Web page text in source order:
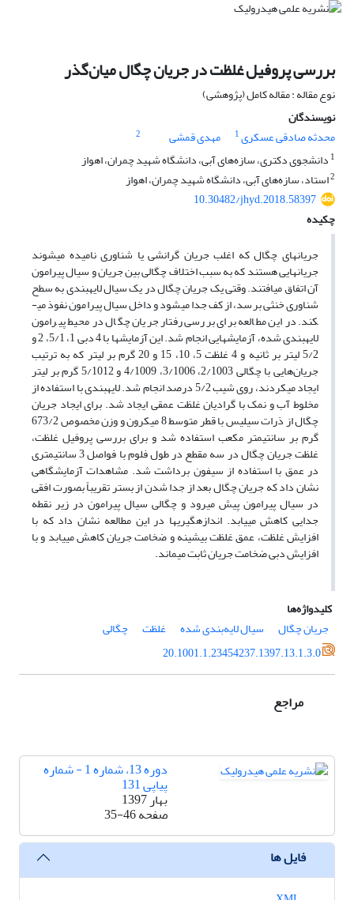
بررسی پروفیل غلظت در جریان چگال میان‌گذر
نوع مقاله : مقاله کامل (پژوهشی)
نویسندگان
محدثه صادقی عسکری1 مهدی قمشی
2
1 دانشجوی دکتری، سازه‌های آبی، دانشگاه شهید چمران، اهواز
2استاد، سازه‌های آبی، دانشگاه شهید چمران، اهواز
10.30482/jhyd.2018.58397
چکیده
جریان­های چگال که اغلب جریان گرانشی یا شناوری نامیده می­شوند
جریان­هایی هستند که به سبب اختلاف چگالی بین جریان و سیال پیرامون
آن اتفاق می­افتند. وقتی یک جریان چگال در یک سیال لایه­بندی به سطح
شناوری خنثی برسد، از کف جدا می­شود و داخل سیال پیرامون نفوذ می­
کند. در این مطالعه برای بررسی رفتار جریان چگال در محیط پیرامون
لایه­بندی شده، آزمایش­هایی انجام شد. این آزمایش­ها با 4 دبی 1، 5/1، 2 و
5/2 لیتر بر ثانیه و 4 غلظت 5، 10، 15 و 20 گرم بر لیتر که به ترتیب
جریان‌هایی با چگالی 2/1003، 3/1006، 4/1009 و 5/1012 گرم بر لیتر
ایجاد می­کردند، روی شیب 5/2 درصد انجام شد. لایه­بندی با استفاده از
مخلوط آب و نمک با گرادیان غلظت عمقی ایجاد شد. برای ایجاد جریان
چگال از ذرات سیلیس با قطر متوسط 8 میکرون و وزن مخصوص 673/2
گرم بر سانتی­متر مکعب استفاده شد و برای بررسی پروفیل غلظت،
غلظت جریان چگال در سه مقطع در طول فلوم با فواصل 3 سانتی­متری
در عمق با استفاده از سیفون برداشت شد. مشاهدات آزمایشگاهی
نشان داد که جریان چگال بعد از جدا شدن از بستر تقریباً بصورت افقی
در سیال پیرامون پیش می­رود و چگالی سیال پیرامون در زیر نقطه
جدایی کاهش می­یابد. اندازه­گیری­ها در این مطالعه نشان داد که با
افزایش غلظت، عمق غلظت بیشینه و ضخامت جریان کاهش می­یابد و با
افزایش دبی ضخامت جریان ثابت می­ماند.
کلیدواژه‌ها
جریان چگال
سیال لایه‌بندی شده غلظت
چگالی
20.1001.1.23454237.1397.13.1.3.0
مراجع
دوره 13، شماره 1 - شماره
پیاپی 131
بهار 1397
صفحه35-46
فایل ها